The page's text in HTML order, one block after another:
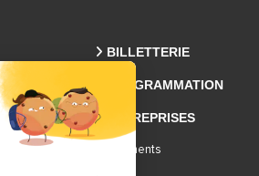
BILLETTERIE
PROGRAMMATION
ENTREPRISES
Événements